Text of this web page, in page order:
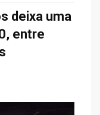
deixa uma
entre